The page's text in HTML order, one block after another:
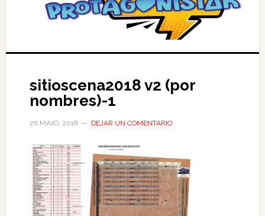
sitioscena2018 v2 (por
nombres)-1
26 MAYO, 2018 DEJAR UN COMENTARIO